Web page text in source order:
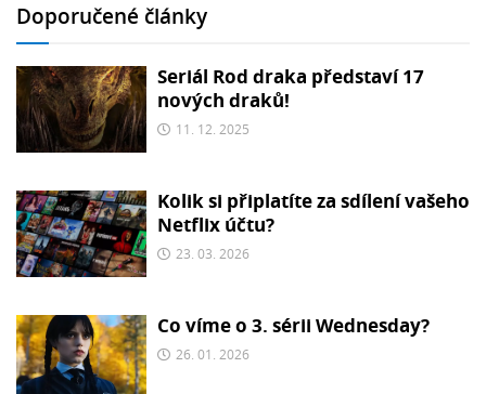
Doporučené články
Seriál Rod draka představí 17
nových draků!
11. 12. 2025
Kolik si připlatíte za sdílení vašeho
Netflix účtu?
23. 03. 2026
Co víme o 3. sérii Wednesday?
26. 01. 2026